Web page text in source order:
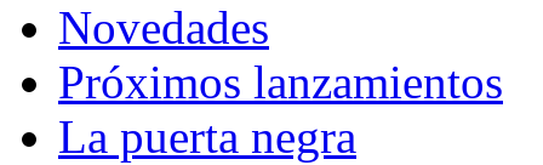
Novedades
Próximos lanzamientos
La puerta negra